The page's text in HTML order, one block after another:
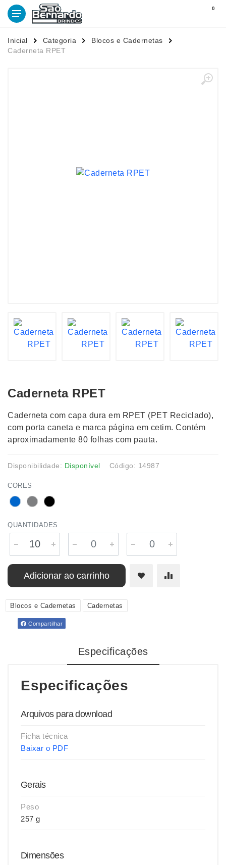
0
Inicial Categoria
Blocos e Cadernetas
Caderneta RPET
Caderneta RPET
Caderneta com capa dura em RPET (PET Reciclado),
com porta caneta e marca página em cetim. Contém
aproximadamente 80 folhas com pauta.
Disponibilidade: Disponível Código: 14987
CORES
QUANTIDADES
Adicionar ao carrinho
Blocos e Cadernetas Cadernetas
Compartilhar
Especificações
Especificações
Arquivos para download
Ficha técnica
Baixar o PDF
Gerais
Peso
257 g
Dimensões